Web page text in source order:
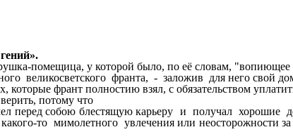
помещица, у которой было, по её словам,
великосветского франта, - заложив для него
франт полностию взял, с обязательством
потому что
собою блестящую карьеру и получал хорошие
то мимолетного увлечения или